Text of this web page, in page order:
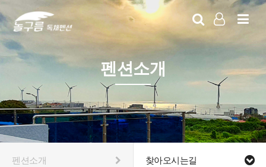
LOG IN
SIGN UP
펜션소개
펜션소개 찾아오시는길